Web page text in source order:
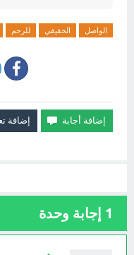
الواصل الحقيقي للرحم
1 إجابة وحدة